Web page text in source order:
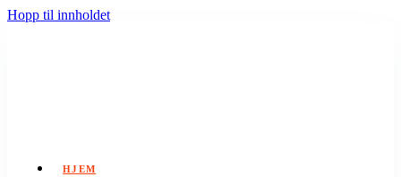
Hopp til innholdet
HJEM